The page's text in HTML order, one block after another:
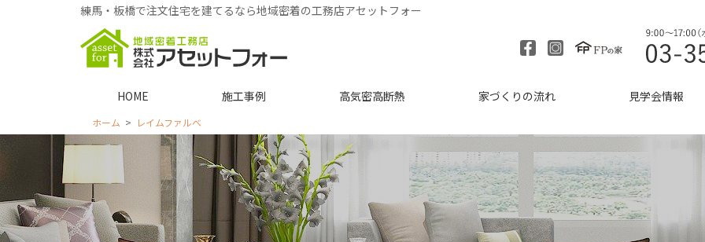
練馬・板橋で注文住宅を建てるなら地域密着の工務店アセットフォー
HOME 施工事例 高気密高断熱 家づくりの流れ 見学会情報
ホーム レイムファルベ